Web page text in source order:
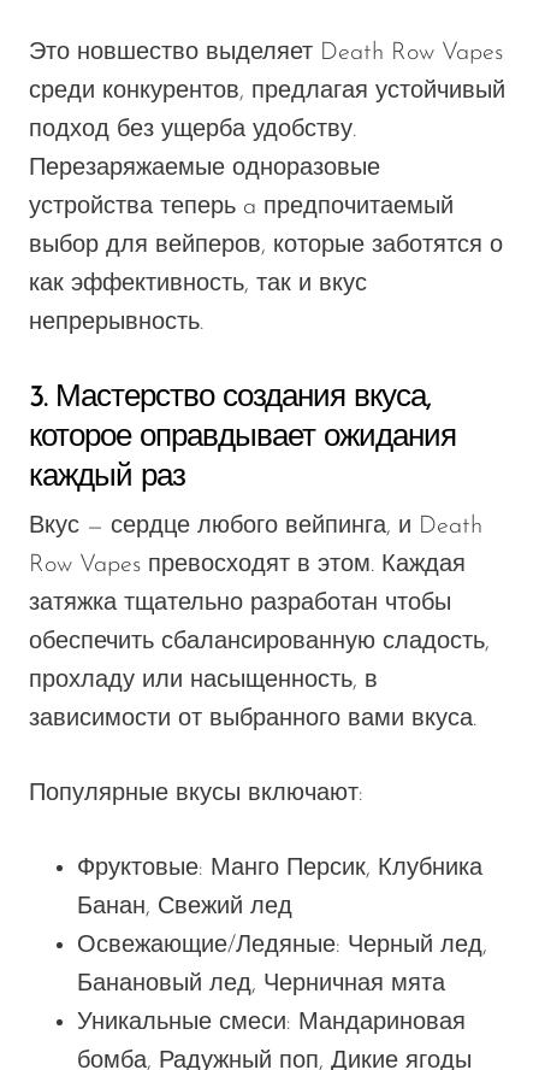
Это новшество выделяет Death Row Vapes
среди конкурентов, предлагая устойчивый
подход без ущерба удобству.
Перезаряжаемые одноразовые
устройства теперь a предпочитаемый
выбор для вейперов, которые заботятся о
как эффективность, так и вкус
непрерывность.
3. Мастерство создания вкуса,
которое оправдывает ожидания
каждый раз
Вкус — сердце любого вейпинга, и Death
Row Vapes превосходят в этом. Каждая
затяжка тщательно разработан чтобы
обеспечить сбалансированную сладость,
прохладу или насыщенность, в
зависимости от выбранного вами вкуса.
Популярные вкусы включают:
Фруктовые: Манго Персик, Клубника
Банан, Свежий лед
Освежающие/Ледяные: Черный лед,
Банановый лед, Черничная мята
Уникальные смеси: Мандариновая
бомба, Радужный поп, Дикие ягоды